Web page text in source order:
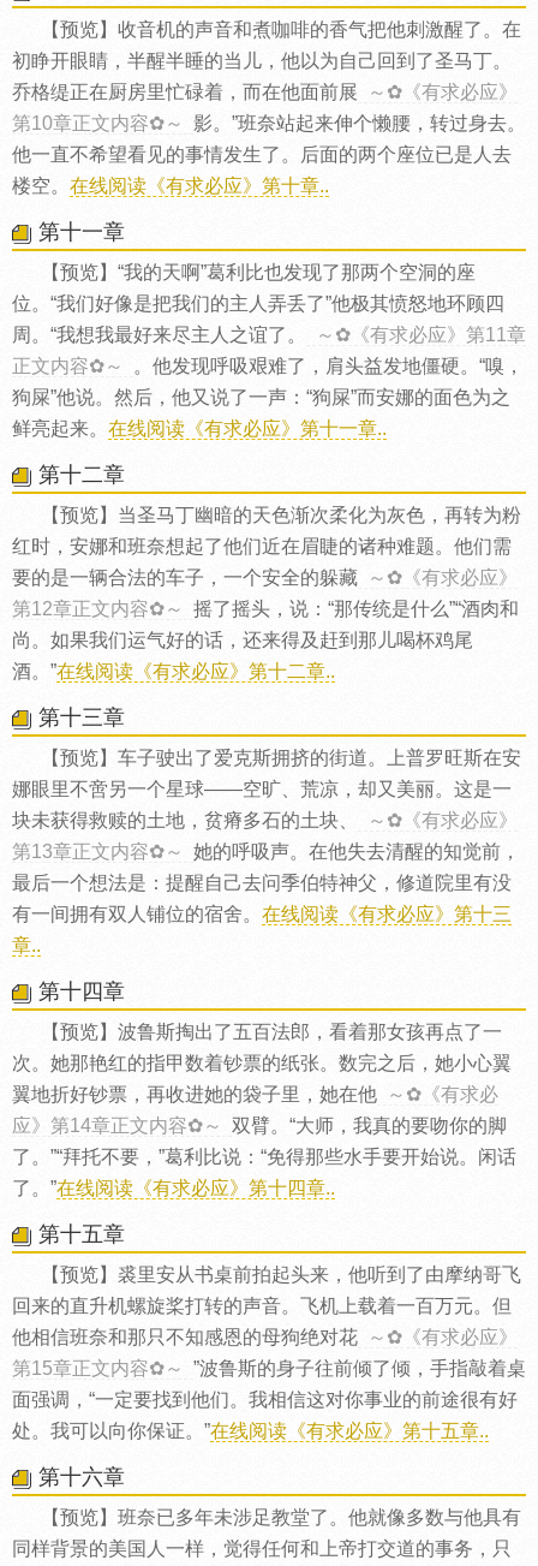
【预览】收音机的声音和煮咖啡的香气把他刺激醒了。在
初睁开眼睛，半醒半睡的当儿，他以为自己回到了圣马丁。
乔格缇正在厨房里忙碌着，而在他面前展
～✿《有求必应》
第10章正文内容✿～
影。”班奈站起来伸个懒腰，转过身去。
他一直不希望看见的事情发生了。后面的两个座位已是人去
楼空。 在线阅读《有求必应》第十章..
第十一章
【预览】“我的天啊”葛利比也发现了那两个空洞的座
位。“我们好像是把我们的主人弄丢了”他极其愤怒地环顾四
周。“我想我最好来尽主人之谊了。
～✿《有求必应》第11章
正文内容✿～
。他发现呼吸艰难了，肩头益发地僵硬。“嗅，
狗屎”他说。然后，他又说了一声：“狗屎”而安娜的面色为之
鲜亮起来。 在线阅读《有求必应》第十一章..
第十二章
【预览】当圣马丁幽暗的天色渐次柔化为灰色，再转为粉
红时，安娜和班奈想起了他们近在眉睫的诸种难题。他们需
要的是一辆合法的车子，一个安全的躲藏
～✿《有求必应》
第12章正文内容✿～
摇了摇头，说：“那传统是什么”“酒肉和
尚。如果我们运气好的话，还来得及赶到那儿喝杯鸡尾
酒。”在线阅读《有求必应》第十二章..
第十三章
【预览】车子驶出了爱克斯拥挤的街道。上普罗旺斯在安
娜眼里不啻另一个星球——空旷、荒凉，却又美丽。这是一
块未获得救赎的土地，贫瘠多石的土块、
～✿《有求必应》
第13章正文内容✿～
她的呼吸声。在他失去清醒的知觉前，
最后一个想法是：提醒自己去问季伯特神父，修道院里有没
有一间拥有双人铺位的宿舍。 在线阅读《有求必应》第十三
章..
第十四章
【预览】波鲁斯掏出了五百法郎，看着那女孩再点了一
次。她那艳红的指甲数着钞票的纸张。数完之后，她小心翼
翼地折好钞票，再收进她的袋子里，她在他
～✿《有求必
应》第14章正文内容✿～
双臂。“大师，我真的要吻你的脚
了。”“拜托不要，”葛利比说：“免得那些水手要开始说。闲话
了。”在线阅读《有求必应》第十四章..
第十五章
【预览】裘里安从书桌前拍起头来，他听到了由摩纳哥飞
回来的直升机螺旋桨打转的声音。飞机上载着一百万元。但
他相信班奈和那只不知感恩的母狗绝对花
～✿《有求必应》
第15章正文内容✿～
”波鲁斯的身子往前倾了倾，手指敲着桌
面强调，“一定要找到他们。我相信这对你事业的前途很有好
处。我可以向你保证。”在线阅读《有求必应》第十五章..
第十六章
【预览】班奈已多年未涉足教堂了。他就像多数与他具有
同样背景的美国人一样，觉得任何和上帝打交道的事务，只